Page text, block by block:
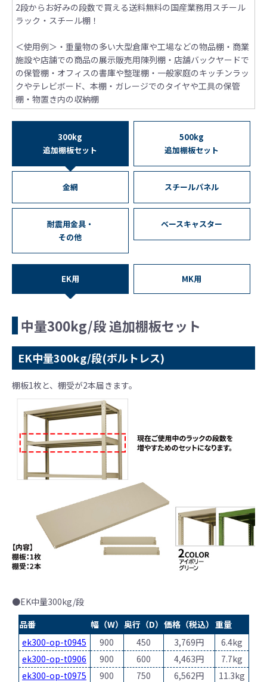
2段からお好みの段数で買える送料無料の国産業務用スチール
ラック・スチール棚！
＜使用例＞ ・重量物の多い大型倉庫や工場などの物品棚 ・商業
施設や店舗での商品の展示販売用陳列棚 ・店舗バックヤードで
の保管棚 ・オフィスの書庫や整理棚 ・一般家庭のキッチンラッ
クやテレビボード、本棚 ・ガレージでのタイヤや工具の保管
棚 ・物置き内の収納棚
300kg
追加棚板セット
500kg
追加棚板セット
金網 スチールパネル
耐震用金具・
その他
ベースキャスター
EK用 MK用
中量300kg/段 追加棚板セット
EK中量300kg/段(ボルトレス)
棚板1枚と、棚受が2本届きます。
●EK中量300kg/段
品番
幅（W） 奥行（D） 価格（税込） 重量
ek300-op-t0945
900 450 3,769円
6.4kg
ek300-op-t0906
900 600 4,463円
7.7kg
ek300-op-t0975
900 750 6,562円 11.3kg